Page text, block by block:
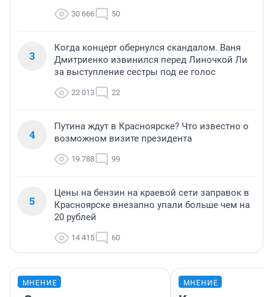
30 666 50
3
Когда концерт обернулся скандалом. Ваня
Дмитриенко извинился перед Линочкой Ли
за выступление сестры под ее голос
22 013 22
4
Путина ждут в Красноярске? Что известно о
возможном визите президента
19 788 99
5
Цены на бензин на краевой сети заправок в
Красноярске внезапно упали больше чем на
20 рублей
14 415 60
МНЕНИЕ МНЕНИЕ